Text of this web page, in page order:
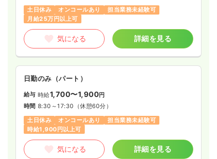
土日休み
オンコールあり
担当業務未経験可
月給25万円以上可
気になる 詳細を見る
日勤のみ（パート）
給与 時給1,700〜1,900円
時間 8:30～17:30 （休憩60分）
土日休み
オンコールあり
担当業務未経験可
時給1,900円以上可
気になる 詳細を見る